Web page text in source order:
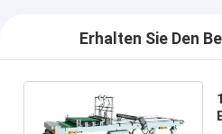
Erhalten Sie Den